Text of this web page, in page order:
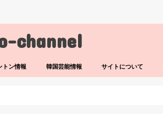
channel
トン情報 韓国芸能情報 サイトについて